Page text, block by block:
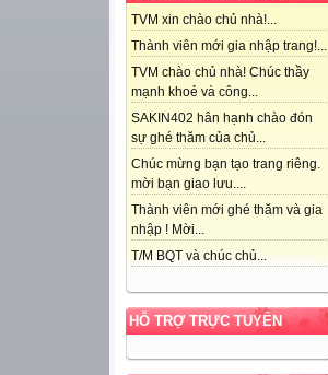
TVM xin chào chủ nhà!...
Thành viên mới gia nhập trang!...
TVM chào chủ nhà! Chúc thầy
mạnh khoẻ và công...
SAKIN402 hân hạnh chào đón
sự ghé thăm của chủ...
Chúc mừng bạn tạo trang riêng.
mời bạn giao lưu....
Thành viên mới ghé thăm và gia
nhập ! Mời...
T/M BQT và chúc chủ...
HỖ TRỢ TRỰC TUYẾN